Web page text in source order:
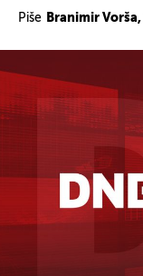
Piše Branimir Vorša,